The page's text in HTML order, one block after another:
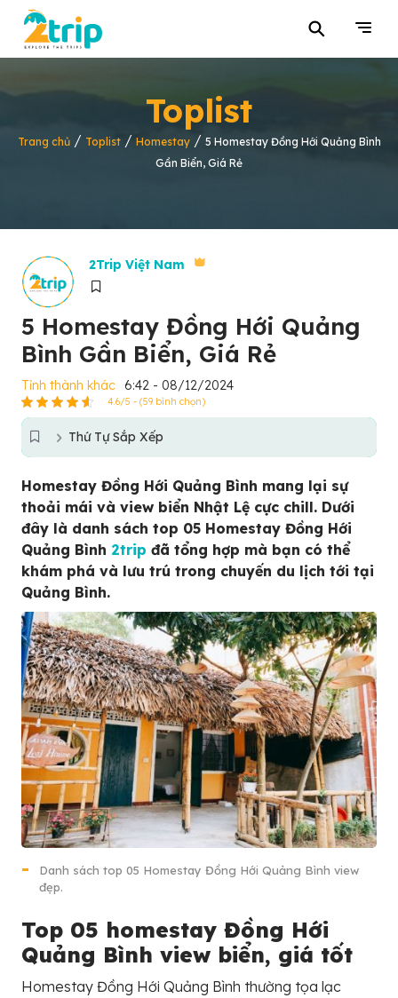
⚲
Toplist
Trang chủ/ Toplist/ Homestay/ 5 Homestay Đồng Hới Quảng Bình
Gần Biển, Giá Rẻ
2Trip Việt Nam
5 Homestay Đồng Hới Quảng
Bình Gần Biển, Giá Rẻ
Tỉnh thành khác 6:42 - 08/12/2024
4.6/5 - (59 bình chọn)
Thứ Tự Sắp Xếp
Homestay Đồng Hới Quảng Bình mang lại sự
thoải mái và view biển Nhật Lệ cực chill. Dưới
đây là danh sách top 05 Homestay Đồng Hới
Quảng Bình 2trip đã tổng hợp mà bạn có thể
khám phá và lưu trú trong chuyến du lịch tới tại
Quảng Bình.
Danh sách top 05 Homestay Đồng Hới Quảng Bình view
đẹp.
Top 05 homestay Đồng Hới
Quảng Bình view biển, giá tốt
Homestay Đồng Hới Quảng Bình thường tọa lạc